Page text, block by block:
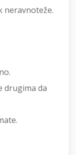
neravnoteže.
drugima da